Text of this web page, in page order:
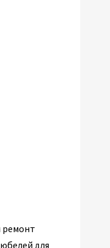
ремонт
для